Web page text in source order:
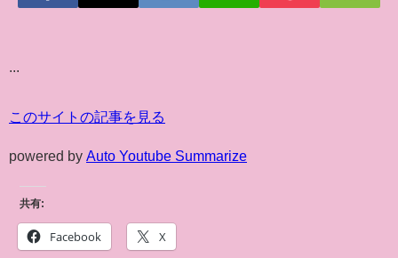
このサイトの記事を見る
powered by Auto Youtube Summarize
共有:
Facebook X